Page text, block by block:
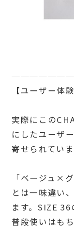
【ユーザー体
実際にこの
にしたユーザ
寄せられていま
「ベージュ×
とは一味違い
ます。SIZE 36
普段使いはも